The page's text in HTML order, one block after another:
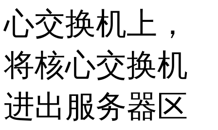
心交换机上，
将核心交换机
进出服务器区